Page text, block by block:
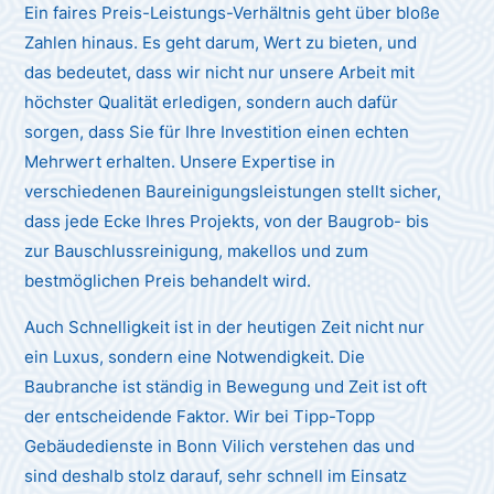
Ein faires Preis-Leistungs-Verhältnis geht über bloße
Zahlen hinaus. Es geht darum, Wert zu bieten, und
das bedeutet, dass wir nicht nur unsere Arbeit mit
höchster Qualität erledigen, sondern auch dafür
sorgen, dass Sie für Ihre Investition einen echten
Mehrwert erhalten. Unsere Expertise in
verschiedenen Baureinigungsleistungen stellt sicher,
dass jede Ecke Ihres Projekts, von der Baugrob- bis
zur Bauschlussreinigung, makellos und zum
bestmöglichen Preis behandelt wird.
Auch Schnelligkeit ist in der heutigen Zeit nicht nur
ein Luxus, sondern eine Notwendigkeit. Die
Baubranche ist ständig in Bewegung und Zeit ist oft
der entscheidende Faktor. Wir bei Tipp-Topp
Gebäudedienste in Bonn Vilich verstehen das und
sind deshalb stolz darauf, sehr schnell im Einsatz